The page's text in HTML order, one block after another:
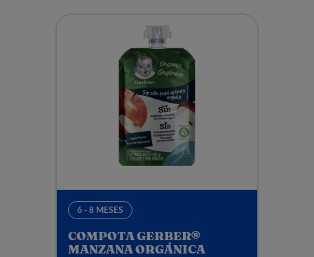
6 - 8 MESES
COMPOTA GERBER®
MANZANA ORGÁNICA